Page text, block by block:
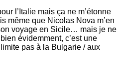
l’Italie mais ça ne m’étonne
même que Nicolas Nova m’en
voyage en Sicile… mais je ne
évidemment, c’est une
pas à la Bulgarie / aux